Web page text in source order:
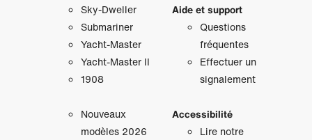
Sky‑Dweller
Submariner
Yacht‑Master
Yacht‑Master II
1908
Nouveaux
modèles 2026
Aide et support
Questions
fréquentes
Effectuer un
signalement
Accessibilité
Lire notre